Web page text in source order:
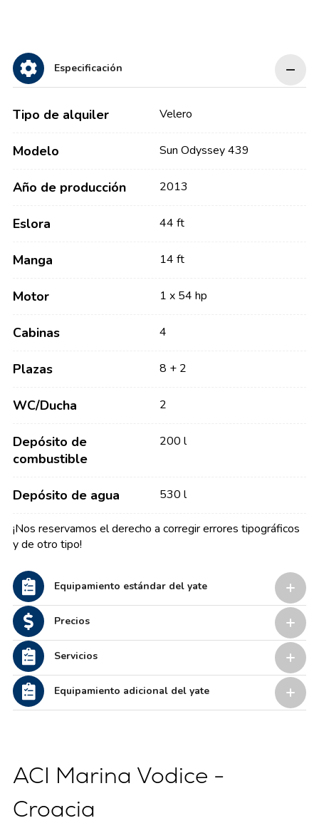
Especificación
Tipo de alquiler Velero
Modelo Sun Odyssey 439
Año de producción 2013
Eslora 44 ft
Manga 14 ft
Motor 1 x 54 hp
Cabinas 4
Plazas 8 + 2
WC/Ducha 2
Depósito de
combustible
200 l
Depósito de agua 530 l
¡Nos reservamos el derecho a corregir errores tipográficos
y de otro tipo!
Equipamiento estándar del yate
Precios
Servicios
Equipamiento adicional del yate
ACI Marina Vodice -
Croacia